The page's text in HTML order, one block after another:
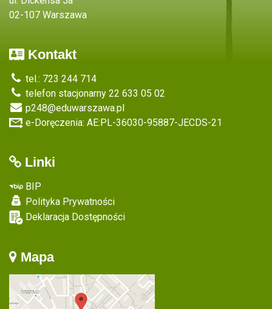
02-107 Warszawa
Kontakt
tel.: 723 244 714
telefon stacjonarny 22 633 05 02
p248@eduwarszawa.pl
e-Doręczenia: AE:PL-36030-95887-JECDS-21
Linki
BIP
Polityka Prywatności
Deklaracja Dostępności
Mapa